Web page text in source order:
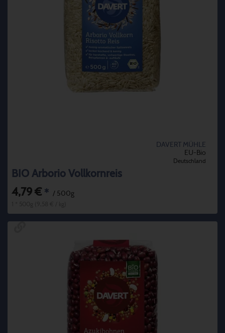
DAVERT MÜHLE
EU-Bio
Deutschland
BIO Arborio Vollkornreis
4,79 € * / 500g